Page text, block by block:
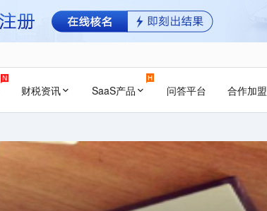
财税资讯 SaaS产品 问答平台 合作加盟